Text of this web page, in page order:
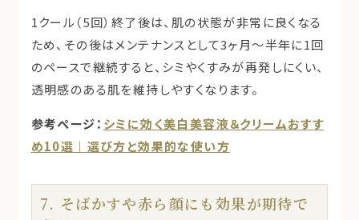
1クール（5回）終了後は、肌の状態が非常に良くなる
ため、その後はメンテナンスとして3ヶ月～半年に1回
のペースで継続すると、シミやくすみが再発しにくい、
透明感のある肌を維持しやすくなります。
参考ページ： シミに効く美白美容液＆クリームおすす
め10選｜選び方と効果的な使い方
7. そばかすや赤ら顔にも効果が期待で